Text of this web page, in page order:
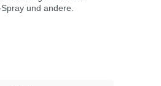
und andere.